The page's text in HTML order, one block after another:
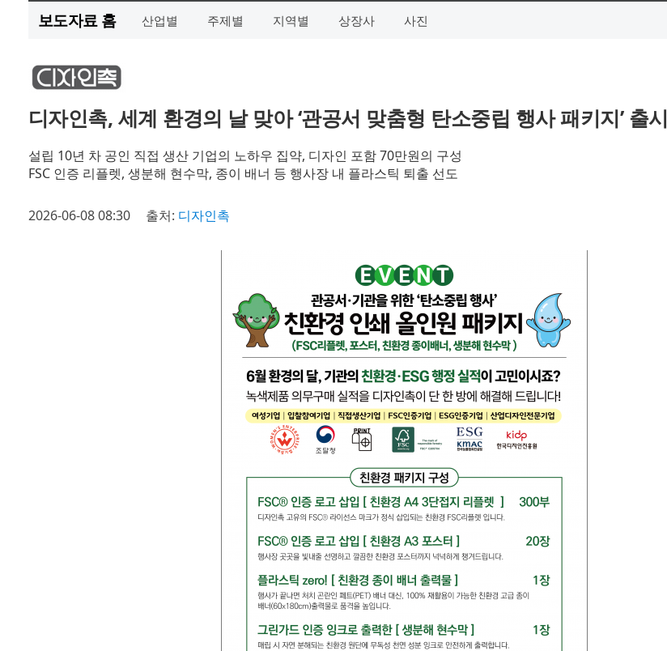
보도자료 홈 산업별 주제별 지역별 상장사 사진
디자인촉, 세계 환경의 날 맞아 ‘관공서 맞춤형 탄소중립 행사 패키지’ 출시
설립 10년 차 공인 직접 생산 기업의 노하우 집약, 디자인 포함 70만원의 구성
FSC 인증 리플렛, 생분해 현수막, 종이 배너 등 행사장 내 플라스틱 퇴출 선도
2026-06-08 08:30 출처: 디자인촉